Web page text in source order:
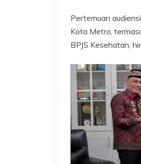
Pertemuan
Kota Metro,
BPJS Kesehatan,